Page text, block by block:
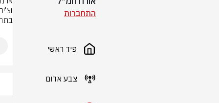
התחברות
פיד ראשי
צבע אדום